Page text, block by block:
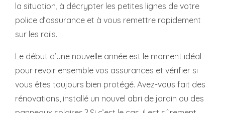
la situation, à décrypter les petites lignes de votre
police d’assurance et à vous remettre rapidement
sur les rails.
Le début d’une nouvelle année est le moment idéal
pour revoir ensemble vos assurances et vérifier si
vous êtes toujours bien protégé. Avez-vous fait des
rénovations, installé un nouvel abri de jardin ou des